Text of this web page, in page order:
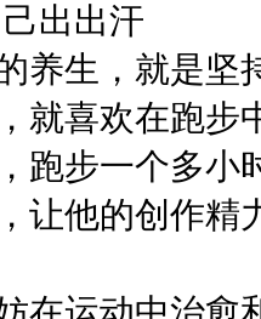
出出汗
养生，就是坚
就喜欢在跑步
跑步一个多小
让他的创作精